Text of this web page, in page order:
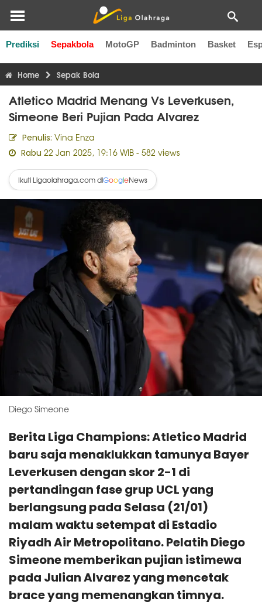
Prediksi Sepakbola MotoGP Badminton Basket
Liga Inggris Liga Italia Liga Spanyol Liga Perancis
Home Sepak Bola
Atletico Madrid Menang Vs Leverkusen,
Simeone Beri Pujian Pada Alvarez
Penulis: Vina Enza
Rabu 22 Jan 2025, 19:16 WIB - 582 views
Ikuti Ligaolahraga.com diGoogleNews
Diego Simeone
Berita Liga Champions: Atletico Madrid
baru saja menaklukkan tamunya Bayer
Leverkusen dengan skor 2-1 di
pertandingan fase grup UCL yang
berlangsung pada Selasa (21/01)
malam waktu setempat di Estadio
Riyadh Air Metropolitano. Pelatih Diego
Simeone memberikan pujian istimewa
pada Julian Alvarez yang mencetak
brace yang memenangkan timnya.